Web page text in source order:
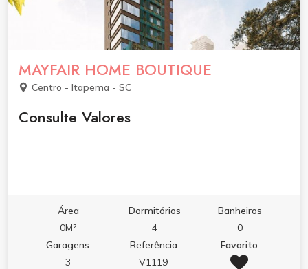
MAYFAIR HOME BOUTIQUE
Centro - Itapema - SC
Consulte Valores
Área
0M²
Dormitórios
4
Banheiros
0
Garagens
3
Referência
V1119
Favorito